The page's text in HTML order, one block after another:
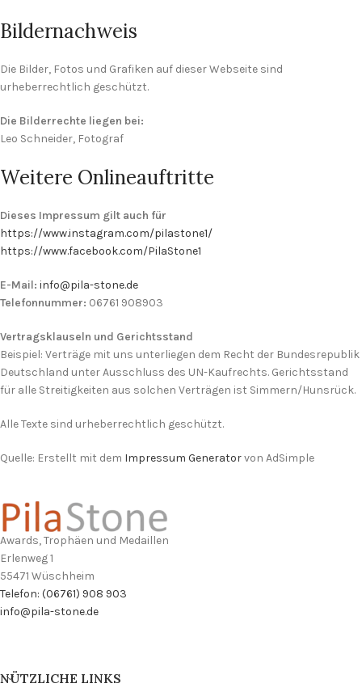
Bildernachweis
Die Bilder, Fotos und Grafiken auf dieser Webseite sind
urheberrechtlich geschützt.
Die Bilderrechte liegen bei:
Leo Schneider, Fotograf
Weitere Onlineauftritte
Dieses Impressum gilt auch für
https://www.instagram.com/pilastone1/
https://www.facebook.com/PilaStone1
E-Mail: info@pila-stone.de
Telefonnummer: 06761 908903
Vertragsklauseln und Gerichtsstand
Beispiel: Verträge mit uns unterliegen dem Recht der Bundesrepublik
Deutschland unter Ausschluss des UN-Kaufrechts. Gerichtsstand
für alle Streitigkeiten aus solchen Verträgen ist Simmern/Hunsrück.
Alle Texte sind urheberrechtlich geschützt.
Quelle: Erstellt mit dem Impressum Generatorvon AdSimple
Awards, Trophäen und Medaillen
Erlenweg 1
55471 Wüschheim
Telefon: (06761) 908 903
info@pila-stone.de
NÜTZLICHE LINKS